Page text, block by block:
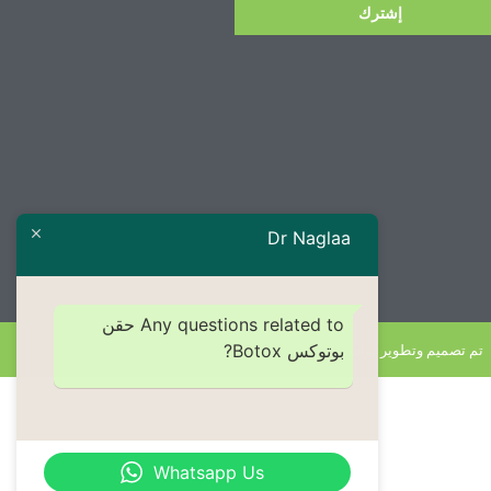
إشترك
تم تصميم وتطوير بواسطة Ensign Agency
Dr Naglaa
Any questions related to حقن
بوتوكس Botox?
Whatsapp Us